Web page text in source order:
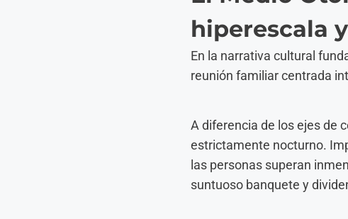
hiperescala
En la narrativa cultural
reunión familiar centrada
A diferencia de los ejes de
estrictamente nocturno.
las personas superan
suntuoso banquete y